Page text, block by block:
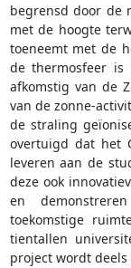
begrensd door de
met de hoogte
toeneemt met de
de thermosfeer is
afkomstig van de
van de zonne-
de straling
overtuigd dat het
leveren aan de
deze ook
en
toekomstige
tientallen
project wordt deels